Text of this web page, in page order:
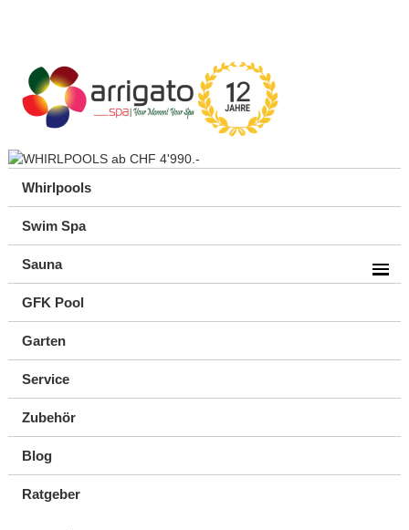
Whirlpools
Swim Spa
Sauna
GFK Pool
Garten
Service
Zubehör
Blog
Ratgeber